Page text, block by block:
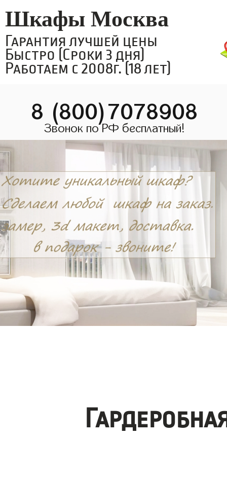
Шкафы Москва
Гарантия лучшей цены
Быстро (Сроки 3 дня)
Работаем с 2008г. (18 лет)
8 (800)7078908
Звонок по РФ бесплатный!